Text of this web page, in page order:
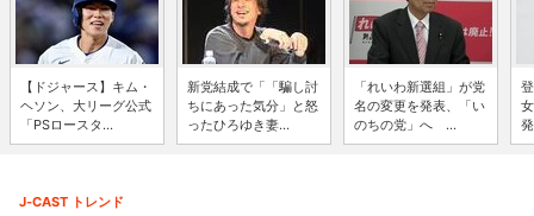
【ドジャース】キム・
ヘソン、大リーグ公式
「PSロースタ...
新党結成で「「騙し討
ちにあった気分」と怒
ったひろゆき妻...
「れいわ新選組」が党
名の変更を発表、「い
のちの党」へ ...
J-CAST トレンド